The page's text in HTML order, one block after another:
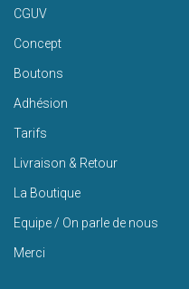
CGUV
Concept
Boutons
Adhésion
Tarifs
Livraison & Retour
La Boutique
Equipe / On parle de nous
Merci